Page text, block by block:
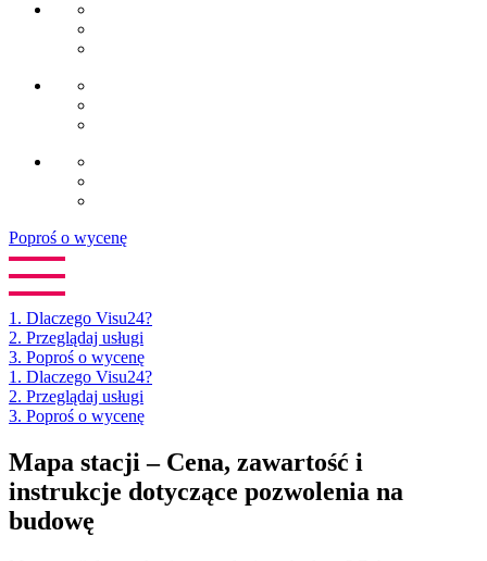
Poproś o wycenę
1. Dlaczego Visu24?
2. Przeglądaj usługi
3. Poproś o wycenę
1. Dlaczego Visu24?
2. Przeglądaj usługi
3. Poproś o wycenę
Mapa stacji – Cena, zawartość i
instrukcje dotyczące pozwolenia na
budowę